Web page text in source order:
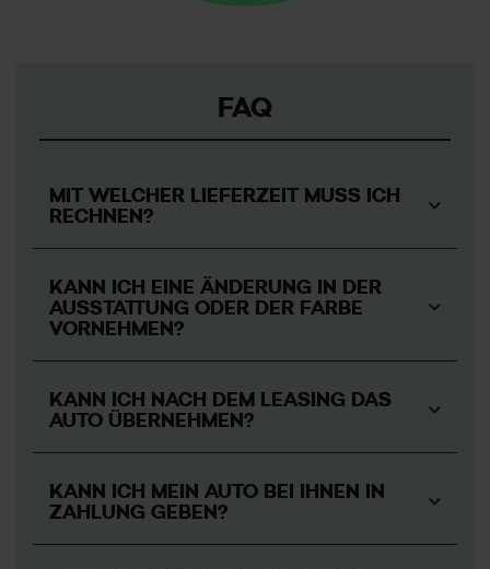
FAQ
MIT WELCHER LIEFERZEIT MUSS ICH
RECHNEN?
KANN ICH EINE ÄNDERUNG IN DER
AUSSTATTUNG ODER DER FARBE
VORNEHMEN?
KANN ICH NACH DEM LEASING DAS
AUTO ÜBERNEHMEN?
KANN ICH MEIN AUTO BEI IHNEN IN
ZAHLUNG GEBEN?